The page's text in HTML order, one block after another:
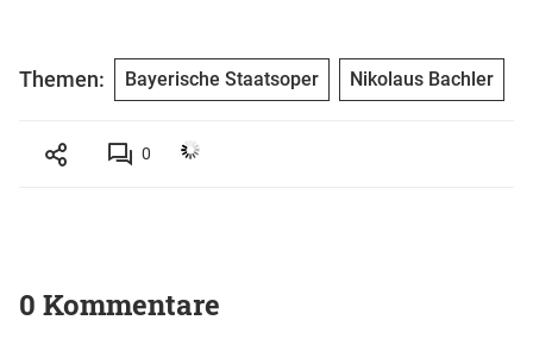
Themen: Bayerische Staatsoper Nikolaus Bachler
0
0 Kommentare